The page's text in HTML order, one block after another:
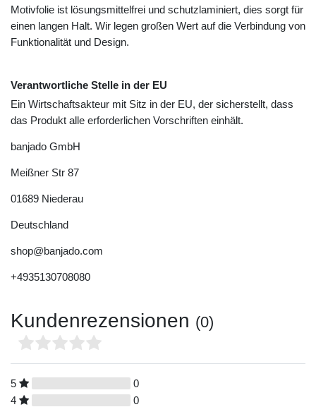
Motivfolie ist lösungsmittelfrei und schutzlaminiert, dies sorgt für
einen langen Halt. Wir legen großen Wert auf die Verbindung von
Funktionalität und Design.
Verantwortliche Stelle in der EU
Ein Wirtschaftsakteur mit Sitz in der EU, der sicherstellt, dass
das Produkt alle erforderlichen Vorschriften einhält.
banjado GmbH
Meißner Str 87
01689 Niederau
Deutschland
shop@banjado.com
+4935130708080
Kundenrezensionen (0)
5
0
4
0